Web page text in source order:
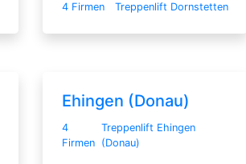
4 Firmen Treppenlift Dornstetten
Ehingen (Donau)
4
Firmen
Treppenlift Ehingen
(Donau)